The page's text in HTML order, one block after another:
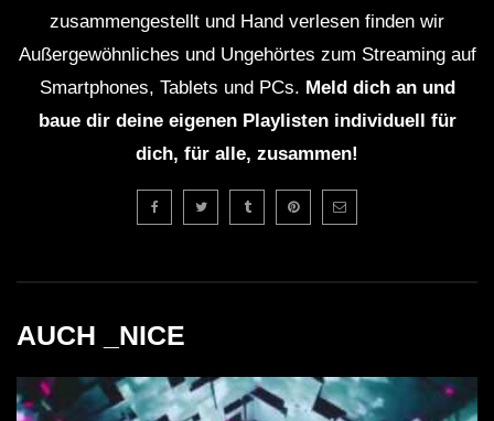
zusammengestellt und Hand verlesen finden wir
Außergewöhnliches und Ungehörtes zum Streaming auf
Smartphones, Tablets und PCs. Meld dich an und
baue dir deine eigenen Playlisten individuell für
dich, für alle, zusammen!
AUCH _NICE